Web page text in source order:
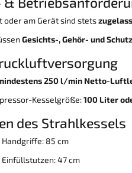
oder am Gerät sind stets
Gesichts-, Gehör- und
250 l/min Netto-
Kesselgröße:100 Liter
des Strahlkessels
85 cm
47 cm